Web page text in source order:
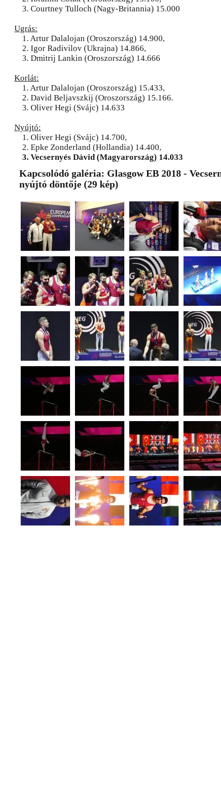
3. Courtney Tulloch (Nagy-Britannia) 15.000
Ugrás:
1. Artur Dalalojan (Oroszország) 14.900,
2. Igor Radivilov (Ukrajna) 14.866,
3. Dmitrij Lankin (Oroszország) 14.666
Korlát:
1. Artur Dalalojan (Oroszország) 15.433,
2. David Beljavszkij (Oroszország) 15.166.
3. Oliver Hegi (Svájc) 14.633
Nyújtó:
1. Oliver Hegi (Svájc) 14.700,
2. Epke Zonderland (Hollandia) 14.400,
3. Vecsernyés Dávid (Magyarország) 14.033
Kapcsolódó galéria: Glasgow EB 2018 -
nyújtó döntője (29 kép)